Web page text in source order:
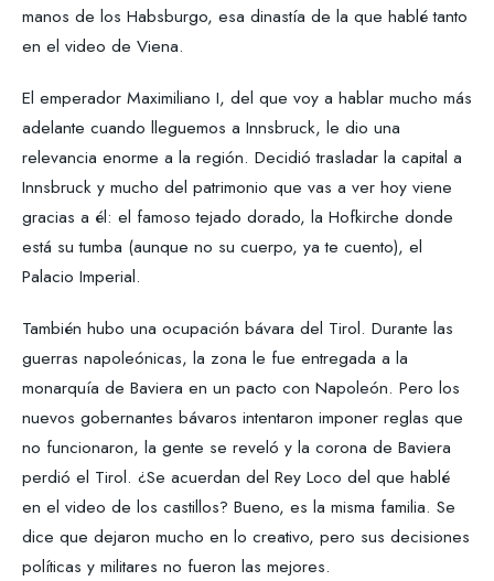
manos de los Habsburgo, esa dinastía de la que hablé tanto
en el video de Viena.
El emperador Maximiliano I, del que voy a hablar mucho más
adelante cuando lleguemos a Innsbruck, le dio una
relevancia enorme a la región. Decidió trasladar la capital a
Innsbruck y mucho del patrimonio que vas a ver hoy viene
gracias a él: el famoso tejado dorado, la Hofkirche donde
está su tumba (aunque no su cuerpo, ya te cuento), el
Palacio Imperial.
También hubo una ocupación bávara del Tirol. Durante las
guerras napoleónicas, la zona le fue entregada a la
monarquía de Baviera en un pacto con Napoleón. Pero los
nuevos gobernantes bávaros intentaron imponer reglas que
no funcionaron, la gente se reveló y la corona de Baviera
perdió el Tirol. ¿Se acuerdan del Rey Loco del que hablé
en el video de los castillos? Bueno, es la misma familia. Se
dice que dejaron mucho en lo creativo, pero sus decisiones
políticas y militares no fueron las mejores.